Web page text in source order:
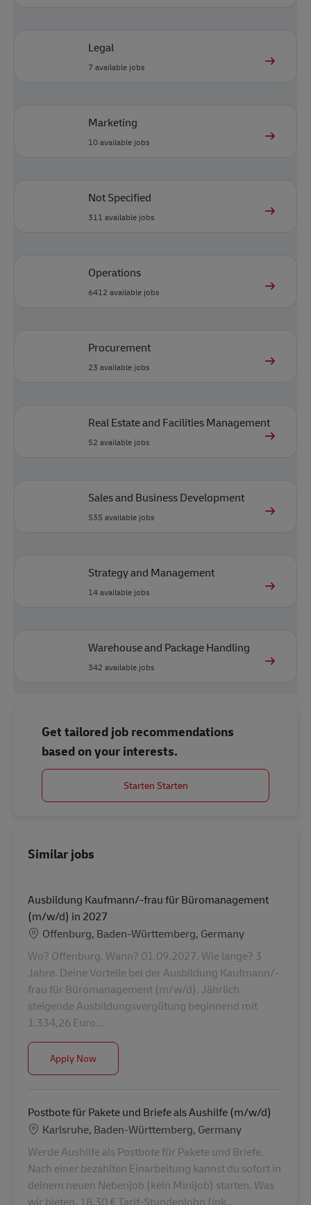
Legal
7 available jobs
Marketing
10available jobs
Not Specified
311 available jobs
Operations
6412 available jobs
Procurement
23 available jobs
Real Estate and Facilities Management
52 available jobs
Sales and Business Development
535 available jobs
Strategy and Management
14available jobs
Warehouse and Package Handling
342 available jobs
Get tailored job recommendations
based on your interests.
Starten Starten
Similar jobs
Ausbildung Kaufmann/-frau für Büromanagement
(m/w/d) in 2027
Location
Offenburg, Baden-Württemberg, Germany
Wo? Offenburg. Wann? 01.09.2027. Wie lange? 3
Jahre. Deine Vorteile bei der Ausbildung Kaufmann/-
frau für Büromanagement (m/w/d). Jährlich
steigende Ausbildungsvergütung beginnend mit
1.334,26 Euro...
Apply NowAusbildung Kaufmann/-frau für
Postbote für Pakete und Briefe als Aushilfe (m/w/d)
Location
Karlsruhe, Baden-Württemberg, Germany
Werde Aushilfe als Postbote für Pakete und Briefe.
Nach einer bezahlten Einarbeitung kannst du sofort in
deinem neuen Nebenjob (kein Minijob) starten. Was
wir bieten. 18,30 € Tarif-Stundenlohn (ink...